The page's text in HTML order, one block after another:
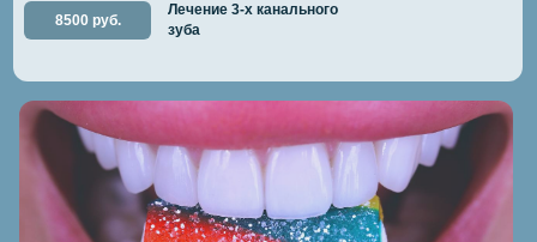
Лечение 3-х канального
зуба
8500 руб.